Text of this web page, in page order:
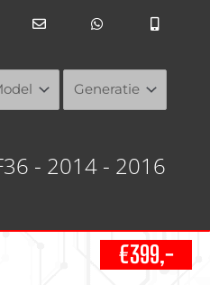
- 2014 - 2016
€399,-